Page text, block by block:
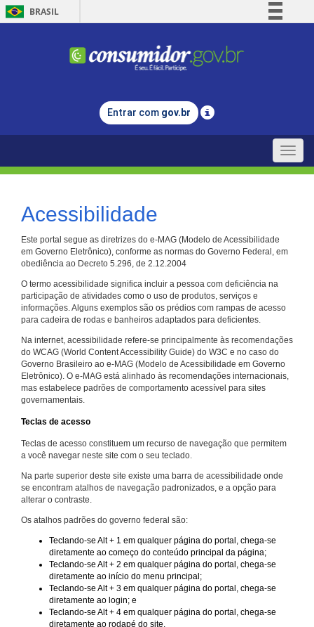
BRASIL
Comunica BR
Legislação
Entrar com gov.br
Toggle
Acessibilidade
Este portal segue as diretrizes do e-MAG (Modelo de Acessibilidade
em Governo Eletrônico), conforme as normas do Governo Federal, em
obediência ao Decreto 5.296, de 2.12.2004
O termo acessibilidade significa incluir a pessoa com deficiência na
participação de atividades como o uso de produtos, serviços e
informações. Alguns exemplos são os prédios com rampas de acesso
para cadeira de rodas e banheiros adaptados para deficientes.
Na internet, acessibilidade refere-se principalmente às recomendações
do WCAG (World Content Accessibility Guide) do W3C e no caso do
Governo Brasileiro ao e-MAG (Modelo de Acessibilidade em Governo
Eletrônico). O e-MAG está alinhado às recomendações internacionais,
mas estabelece padrões de comportamento acessível para sites
governamentais.
Teclas de acesso
Teclas de acesso constituem um recurso de navegação que permitem
a você navegar neste site com o seu teclado.
Na parte superior deste site existe uma barra de acessibilidade onde
se encontram atalhos de navegação padronizados, e a opção para
alterar o contraste.
Os atalhos padrões do governo federal são:
Teclando-se Alt + 1 em qualquer página do portal, chega-se
diretamente ao começo do conteúdo principal da página;
Teclando-se Alt + 2 em qualquer página do portal, chega-se
diretamente ao início do menu principal;
Teclando-se Alt + 3 em qualquer página do portal, chega-se
diretamente ao login; e
Teclando-se Alt + 4 em qualquer página do portal, chega-se
diretamente ao rodapé do site.